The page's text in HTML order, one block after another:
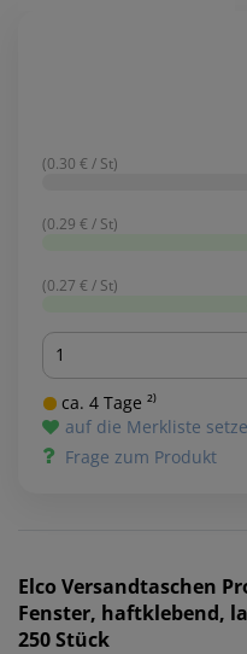
(0.30 € / St)
(0.29 € / St)
(0.27 € / St)
Menge
ca. 4 Tage ²⁾
auf die Merkliste
Frage zum Produkt
Elco Versandtaschen
Fenster, haftklebend,
250 Stück